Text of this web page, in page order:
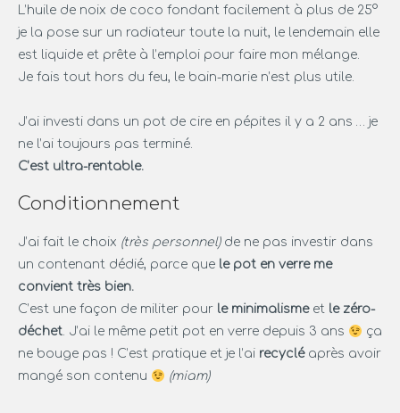
L’huile de noix de coco fondant facilement à plus de 25°
je la pose sur un radiateur toute la nuit, le lendemain elle
est liquide et prête à l’emploi pour faire mon mélange.
Je fais tout hors du feu, le bain-marie n’est plus utile.
J’ai investi dans un pot de cire en pépites il y a 2 ans … je
ne l’ai toujours pas terminé.
C’est ultra-rentable.
Conditionnement
J’ai fait le choix (très personnel)de ne pas investir dans
un contenant dédié, parce que le pot en verre me
convient très bien.
C’est une façon de militer pour le minimalismeet le zéro-
déchet. J’ai le même petit pot en verre depuis 3 ans
ça
ne bouge pas ! C’est pratique et je l’ai recycléaprès avoir
mangé son contenu
(miam)